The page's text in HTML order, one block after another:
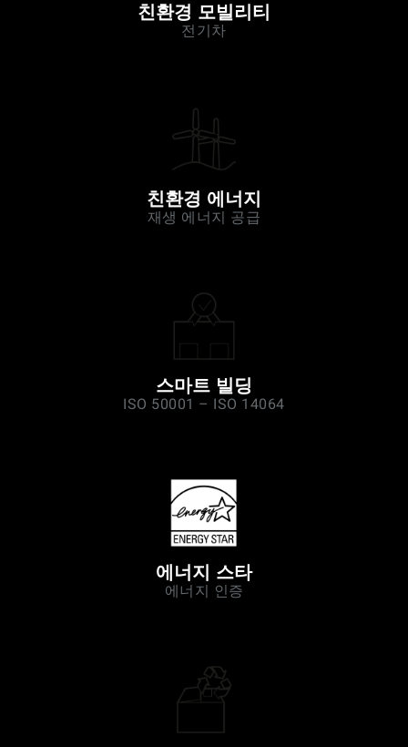
친환경 모빌리티
전기차
친환경 에너지
재생 에너지 공급
스마트 빌딩
ISO 50001 – ISO 14064
에너지 스타
에너지 인증